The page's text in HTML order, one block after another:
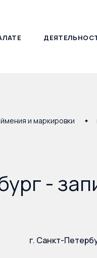
и маркировки
-
г. Санкт-